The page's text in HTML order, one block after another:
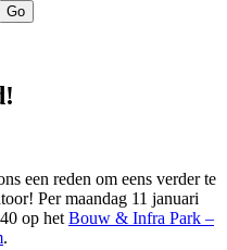
een reden om eens verder te
Per maandag 11 januari
op het Bouw & Infra Park –
.